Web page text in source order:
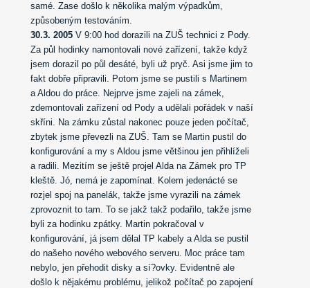
samé. Zase došlo k několika malým výpadkům,
způsobeným testováním.
30.3. 2005 V 9:00 hod dorazili na ZUŠ technici z Pody.
Za půl hodinky namontovali nové zařízení, takže když
jsem dorazil po půl desáté, byli už pryč. Asi jsme jim to
fakt dobře připravili. Potom jsme se pustili s Martinem
a Aldou do práce. Nejprve jsme zajeli na zámek,
zdemontovali zařízení od Pody a udělali pořádek v naší
skříni. Na zámku zůstal nakonec pouze jeden počítač,
zbytek jsme převezli na ZUŠ. Tam se Martin pustil do
konfigurování a my s Aldou jsme většinou jen přihlíželi
a radili. Mezitím se ještě projel Alda na Zámek pro TP
kleště. Jó, nemá je zapomínat. Kolem jedenácté se
rozjel spoj na panelák, takže jsme vyrazili na zámek
zprovoznit to tam. To se jakž takž podařilo, takže jsme
byli za hodinku zpátky. Martin pokračoval v
konfigurování, já jsem dělal TP kabely a Alda se pustil
do našeho nového webového serveru. Moc práce tam
nebylo, jen přehodit disky a sí?ovky. Evidentně ale
došlo k nějakému problému, jelikož počítač po zapojení